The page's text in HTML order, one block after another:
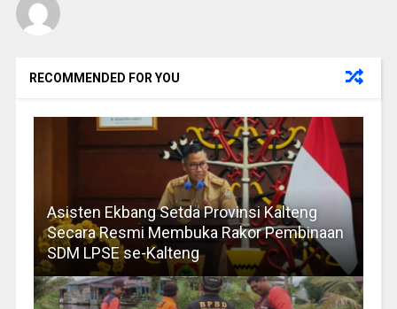
RECOMMENDED FOR YOU
Asisten Ekbang Setda Provinsi Kalteng
Secara Resmi Membuka Rakor Pembinaan
SDM LPSE se-Kalteng